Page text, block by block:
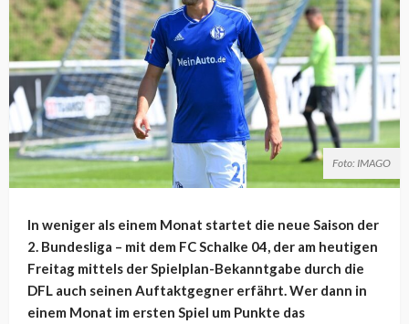
Foto: IMAGO
In weniger als einem Monat startet die neue Saison der
2. Bundesliga – mit dem FC Schalke 04, der am heutigen
Freitag mittels der Spielplan-Bekanntgabe durch die
DFL auch seinen Auftaktgegner erfährt. Wer dann in
einem Monat im ersten Spiel um Punkte das